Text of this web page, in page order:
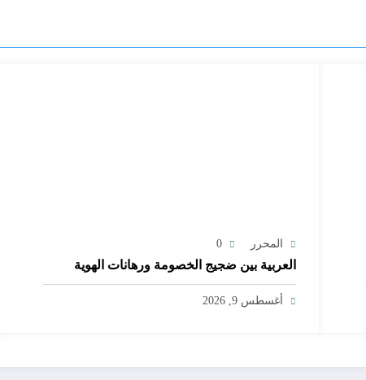
المحرر 0
العربية بين ضجيج الخصومة ورهانات الهوية
أغسطس 9, 2026